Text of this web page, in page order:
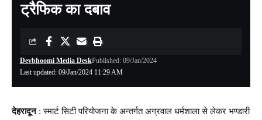
ट्रैफिक का दबाव
Last updated: 09/Jan/2024 11:29 AM
Devbhoomi Media DeskPublished: 09/Jan/2024
देहरादून: स्मार्ट सिटी परियोजना के अन्तर्गत अग्रवाल धर्मशाला से लेकर भण्डारी